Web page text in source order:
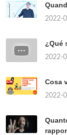
2022-
¿Qué
2022-
Cosa
2022-